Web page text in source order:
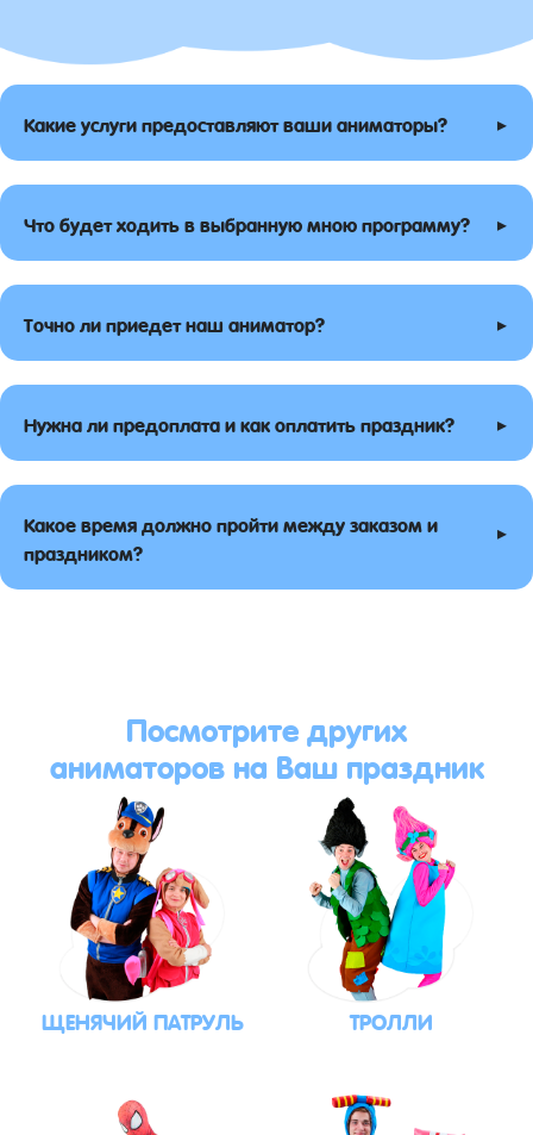
Какие услуги предоставляют ваши аниматоры? ▸
Что будет ходить в выбранную мною программу? ▸
Точно ли приедет наш аниматор? ▸
Нужна ли предоплата и как оплатить праздник? ▸
Какое время должно пройти между заказом и
праздником?
▸
Посмотрите других
аниматоров на Ваш праздник
ЩЕНЯЧИЙ ПАТРУЛЬ ТРОЛЛИ